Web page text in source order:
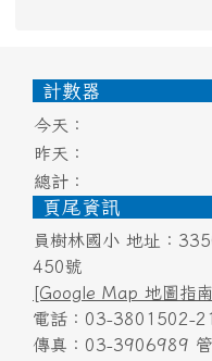
頁尾區域內容
計數器
今天：
昨天：
總計：
頁尾資訊
員樹林國小 地址：
450號
[Google Map 地圖指
電話：03-3801502-
傳真：03-3906989 管